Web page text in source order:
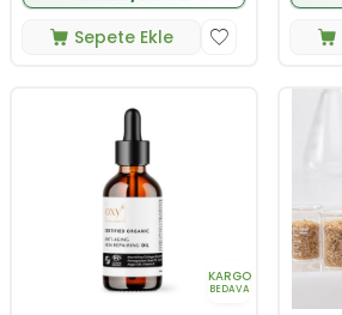
Sepete Ekle
KARGO
BEDAVA